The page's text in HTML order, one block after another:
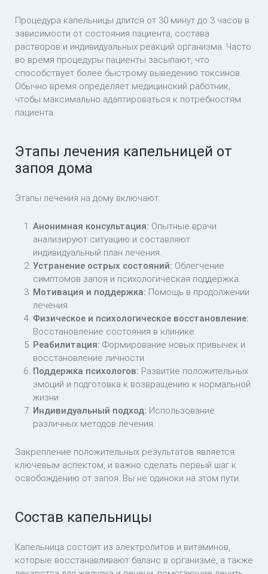
Процедура капельницы длится от 30 минут до 3 часов в
зависимости от состояния пациента, состава
растворов и индивидуальных реакций организма. Часто
во время процедуры пациенты засыпают, что
способствует более быстрому выведению токсинов.
Обычно время определяет медицинский работник,
чтобы максимально адаптироваться к потребностям
пациента.
Этапы лечения капельницей от
запоя дома
Этапы лечения на дому включают:
Анонимная консультация: Опытные врачи
анализируют ситуацию и составляют
индивидуальный план лечения.
Устранение острых состояний: Облегчение
симптомов запоя и психологическая поддержка.
Мотивация и поддержка: Помощь в продолжении
лечения.
Физическое и психологическое восстановление:
Восстановление состояния в клинике.
Реабилитация: Формирование новых привычек и
восстановление личности.
Поддержка психологов: Развитие положительных
эмоций и подготовка к возвращению к нормальной
жизни.
Индивидуальный подход: Использование
различных методов лечения.
Закрепление положительных результатов является
ключевым аспектом, и важно сделать первый шаг к
освобождению от запоя. Вы не одиноки на этом пути.
Состав капельницы
Капельница состоит из электролитов и витаминов,
которые восстанавливают баланс в организме, а также